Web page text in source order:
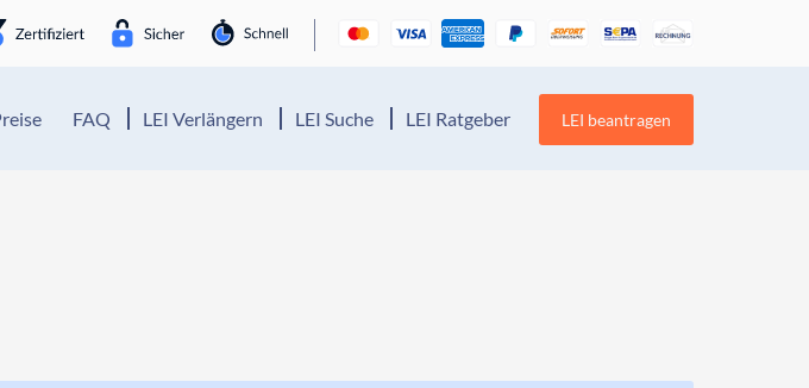
FAQ LEI Verlängern LEI Suche LEI Ratgeber LEI beantragen